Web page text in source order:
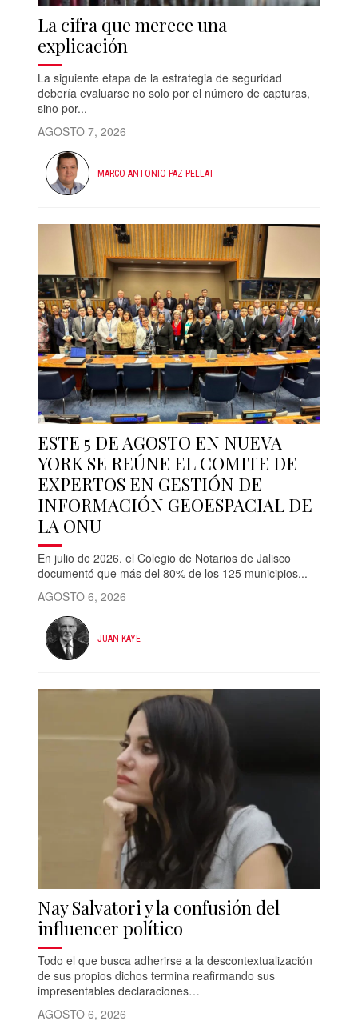
La cifra que merece una
explicación
La siguiente etapa de la estrategia de seguridad
debería evaluarse no solo por el número de capturas,
sino por...
AGOSTO 7, 2026
MARCO ANTONIO PAZ PELLAT
ESTE 5 DE AGOSTO EN NUEVA
YORK SE REÚNE EL COMITE DE
EXPERTOS EN GESTIÓN DE
INFORMACIÓN GEOESPACIAL DE
LA ONU
En julio de 2026. el Colegio de Notarios de Jalisco
documentó que más del 80% de los 125 municipios...
AGOSTO 6, 2026
JUAN KAYE
Nay Salvatori y la confusión del
influencer político
Todo el que busca adherirse a la descontextualización
de sus propios dichos termina reafirmando sus
impresentables declaraciones…
AGOSTO 6, 2026